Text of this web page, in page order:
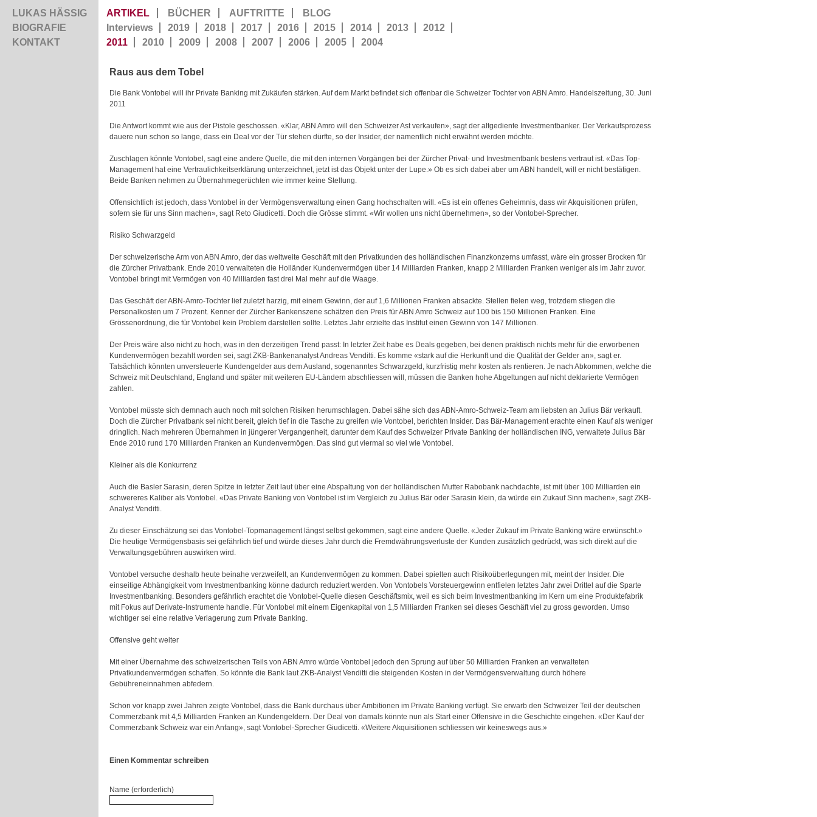
LUKAS HÄSSIG
BIOGRAFIE
KONTAKT
ARTIKEL BÜCHER AUFTRITTE
BLOG
Interviews
2019 2018 2017 2016 2015 2014 2013
2012
2011
2010 2009 2008 2007 2006 2005 2004
Raus aus dem Tobel
Die Bank Vontobel will ihr Private Banking mit Zukäufen stärken. Auf dem Markt befindet sich offenbar die Schweizer Tochter von ABN Amro. Handelszeitung, 30. Juni
2011
Die Antwort kommt wie aus der Pistole geschossen. «Klar, ABN Amro will den Schweizer Ast verkaufen», sagt der altgediente Investmentbanker. Der Verkaufsprozess
dauere nun schon so lange, dass ein Deal vor der Tür stehen dürfte, so der Insider, der namentlich nicht erwähnt werden möchte.
Zuschlagen könnte Vontobel, sagt eine andere Quelle, die mit den internen Vorgängen bei der Zürcher Privat- und Investmentbank bestens vertraut ist. «Das Top-
Management hat eine Vertraulichkeitserklärung unterzeichnet, jetzt ist das Objekt unter der Lupe.» Ob es sich dabei aber um ABN handelt, will er nicht bestätigen.
Beide Banken nehmen zu Übernahmegerüch­ten wie immer keine Stellung.
Offensichtlich ist jedoch, dass Vontobel in der Vermögensverwaltung einen Gang hochschalten will. «Es ist ein offenes Geheimnis, dass wir Akquisitionen prüfen,
sofern sie für uns Sinn machen», sagt Reto Giudicetti. Doch die Grösse stimmt. «Wir wollen uns nicht übernehmen», so der Vontobel-Sprecher.
Risiko Schwarzgeld
Der schweizerische Arm von ABN Amro, der das weltweite Geschäft mit den Privatkunden des holländischen Finanzkonzerns umfasst, wäre ein grosser Brocken für
die Zürcher Privatbank. Ende 2010 verwalteten die Holländer Kundenvermögen über 14 Milliarden Franken, knapp 2 Milliarden Franken weniger als im Jahr zuvor.
Vontobel bringt mit Vermögen von 40 Milliarden fast drei Mal mehr auf die Waage.
Das Geschäft der ABN-Amro-Tochter lief zuletzt harzig, mit einem Gewinn, der auf 1,6 Millionen Franken absackte. Stellen fielen weg, trotzdem stiegen die
Personalkosten um 7 Prozent. Kenner der Zürcher Bankenszene schätzen den Preis für ABN Amro Schweiz auf 100 bis 150 Millionen Franken. Eine
Grössenordnung, die für Vontobel kein Problem darstellen sollte. Letztes Jahr erzielte das Institut einen Gewinn von 147 Millionen.
Der Preis wäre also nicht zu hoch, was in den derzeitigen Trend passt: In letzter Zeit habe es Deals gegeben, bei denen praktisch nichts mehr für die erworbenen
Kundenvermögen bezahlt worden sei, sagt ZKB-Bankenanalyst Andreas Venditti. Es komme «stark auf die Herkunft und die Qualität der Gelder an», sagt er.
Tatsächlich könnten unversteuerte Kundengelder aus dem Ausland, sogenanntes Schwarzgeld, kurzfristig mehr kosten als rentieren. Je nach Abkommen, welche die
Schweiz mit Deutschland, England und später mit weiteren EU-Ländern abschliessen will, müssen die Banken hohe Abgeltungen auf nicht deklarierte Vermögen
zahlen.
Vontobel müsste sich demnach auch noch mit solchen Risiken herumschlagen. Dabei sähe sich das ABN-Amro-Schweiz-Team am liebsten an Julius Bär verkauft.
Doch die Zürcher Privatbank sei nicht bereit, gleich tief in die Tasche zu greifen wie Vontobel, berichten Insider. Das Bär-Management erachte einen Kauf als weniger
dringlich. Nach mehreren Übernahmen in jüngerer Vergangenheit, darunter dem Kauf des Schweizer Private Banking der holländischen ING, verwaltete Julius Bär
Ende 2010 rund 170 Milliarden Franken an Kundenvermögen. Das sind gut viermal so viel wie Vontobel.
Kleiner als die Konkurrenz
Auch die Basler Sarasin, deren Spitze in letzter Zeit laut über eine Abspaltung von der holländischen Mutter Rabobank nachdachte, ist mit über 100 Milliarden ein
schwereres Kaliber als Vontobel. «Das Private Banking von Vontobel ist im Vergleich zu Julius Bär oder Sarasin klein, da würde ein Zukauf Sinn machen», sagt ZKB-
Analyst Venditti.
Zu dieser Einschätzung sei das Vontobel-Topmanagement längst selbst gekommen, sagt eine andere Quelle. «Jeder Zukauf im Private Banking wäre erwünscht.»
Die heutige Vermögensbasis sei gefährlich tief und würde dieses Jahr durch die Fremdwährungsverluste der Kunden zusätzlich gedrückt, was sich direkt auf die
Verwaltungsgebühren auswirken wird.
Vontobel versuche deshalb heute beinahe verzweifelt, an Kundenvermögen zu kommen. Dabei spielten auch Risikoüberlegungen mit, meint der Insider. Die
einseitige Abhängigkeit vom Investmentbanking könne dadurch reduziert werden. Von Vontobels Vorsteuergewinn entfielen letztes Jahr zwei Drittel auf die Sparte
Investmentbanking. Besonders gefährlich erachtet die Vontobel-Quelle diesen Geschäftsmix, weil es sich beim Investmentbanking im Kern um eine Produktefabrik
mit Fokus auf Derivate-Instrumente handle. Für Vontobel mit einem Eigenkapital von 1,5 Milliarden Franken sei dieses Geschäft viel zu gross geworden. Umso
wichtiger sei eine relative Verlagerung zum Private Banking.
Offensive geht weiter
Mit einer Übernahme des schweizerischen Teils von ABN Amro würde Vontobel jedoch den Sprung auf über 50 Milliarden Franken an verwalteten
Privatkundenvermögen schaffen. So könnte die Bank laut ZKB-Analyst Venditti die steigenden Kosten in der Vermögensverwaltung durch höhere
Gebühreneinnahmen abfedern.
Schon vor knapp zwei Jahren zeigte Vontobel, dass die Bank durchaus über Ambitionen im Private Banking verfügt. Sie erwarb den Schweizer Teil der deutschen
Commerzbank mit 4,5 Milliarden Franken an Kundengeldern. Der Deal von damals könnte nun als Start einer Offen­sive in die Geschichte eingehen. «Der Kauf der
Commerzbank Schweiz war ein Anfang», sagt Vontobel-Sprecher Giudicetti. «Weitere Akquisitionen schliessen wir keineswegs aus.»
Einen Kommentar schreiben
Name (erforderlich)